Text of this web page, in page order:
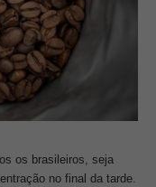
os brasileiros, seja
no final da tarde.